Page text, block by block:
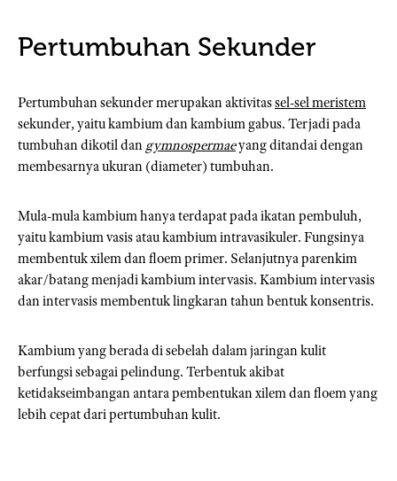
Pertumbuhan Sekunder
Pertumbuhan sekunder merupakan aktivitassel-sel meristem
sekunder, yaitu kambium dan kambium gabus. Terjadi pada
tumbuhan dikotil dan gymnospermaeyang ditandai dengan
membesarnya ukuran (diameter) tumbuhan.
Mula-mula kambium hanya terdapat pada ikatan pembuluh,
yaitu kambium vasis atau kambium intravasikuler. Fungsinya
membentuk xilem dan floem primer. Selanjutnya parenkim
akar/batang menjadi kambium intervasis. Kambium intervasis
dan intervasis membentuk lingkaran tahun bentuk konsentris.
Kambium yang berada di sebelah dalam jaringan kulit
berfungsi sebagai pelindung. Terbentuk akibat
ketidakseimbangan antara pembentukan xilem dan floem yang
lebih cepat dari pertumbuhan kulit.